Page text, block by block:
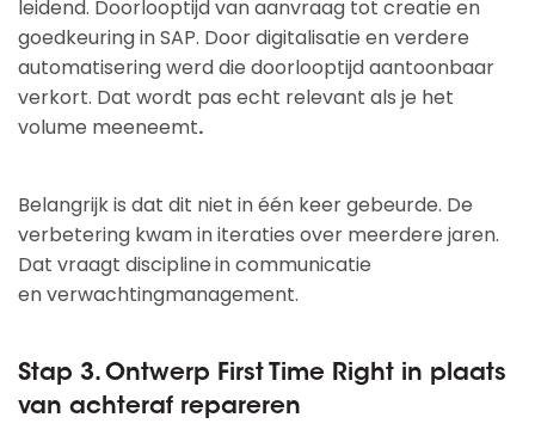
leidend. Doorlooptijd van aanvraag tot creatie en
goedkeuring in SAP. Door digitalisatie en verdere
automatisering werd die doorlooptijd aantoonbaar
verkort. Dat wordt pas echt relevant als je het
volume meeneemt.
Belangrijk is dat dit niet in één keer gebeurde. De
verbetering kwam in iteraties over meerdere jaren.
Dat vraagt disciplinein communicatie
en verwachtingmanagement.
Stap 3. Ontwerp First Time Right in plaats
van achteraf repareren